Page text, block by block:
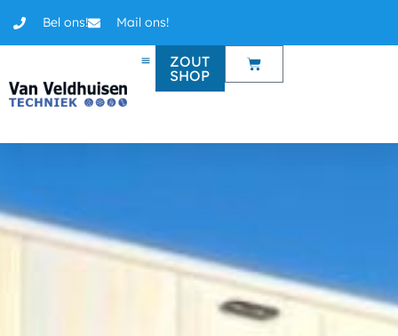
Bel ons! Mail ons!
ZOUT
SHOP